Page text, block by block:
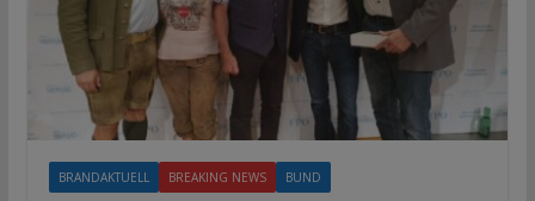
BRANDAKTUELL BREAKING NEWS BUND